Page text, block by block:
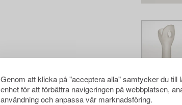
Genom att klicka på "acceptera alla" samtycker du till
enhet för att förbättra navigeringen på webbplatsen,
användning och anpassa vår marknadsföring.